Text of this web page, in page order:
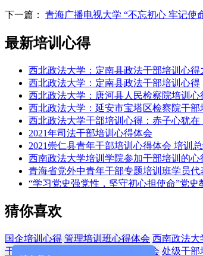
下一篇： 青海广播电视大学 “不忘初心 牢记使
最新培训心得
西北政法大学：定南县政法干部培训心得
西北政法大学：定南县政法干部培训心得
西北政法大学：唐河县人民检察院培训心
西北政法大学：延安市宝塔区检察院干部
西北政法大学干部培训心得：赤子心犹在
2021年司法干部培训心得体会
2021崇仁县青年干部培训心得体会 培训
西南政法大学培训学院参加干部培训的心
青海省党外中青年干部专题培训班学员代
“学习党史强党性，坚守初心担使命”党史
猜你喜欢
国企培训心得 管理培训班心得体会 西南政法大
干部培训心得
青年干部培训心得体会 处级干部